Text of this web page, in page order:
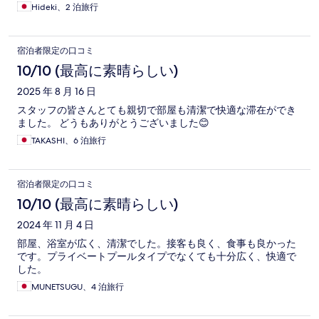
Hideki、2 泊旅行
宿泊者限定の口コミ
10/10 (最高に素晴らしい)
2025 年 8 月 16 日
スタッフの皆さんとても親切で部屋も清潔で快適な滞在ができ
ました。 どうもありがとうございました😊
TAKASHI、6 泊旅行
宿泊者限定の口コミ
10/10 (最高に素晴らしい)
2024 年 11 月 4 日
部屋、浴室が広く、清潔でした。接客も良く、食事も良かった
です。プライベートプールタイプでなくても十分広く、快適で
した。
MUNETSUGU、4 泊旅行